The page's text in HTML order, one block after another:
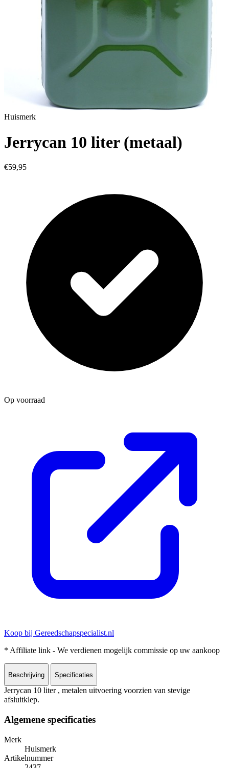
Huismerk
Jerrycan 10 liter (metaal)
€59,95
Op voorraad
Koop bij Gereedschapspecialist.nl
* Affiliate link - We verdienen mogelijk commissie op uw aankoop
Beschrijving Specificaties
Jerrycan 10 liter , metalen uitvoering voorzien van stevige
afsluitklep.
Algemene specificaties
Merk
Huismerk
Artikelnummer